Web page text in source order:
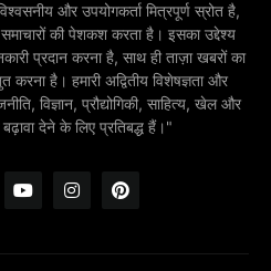
और उपयोगकर्ता मित्रपूर्ण स्रोत है,
की पेशकश करता है। इसका उद्देश्य
प्रदान करना है, साथ ही ताज़ा खबरों का
करना है। हमारी अद्वितीय विशेषज्ञता और
विज्ञान, प्रौद्योगिकी, साहित्य, खेल और
देने के लिए प्रतिबद्ध हैं।"